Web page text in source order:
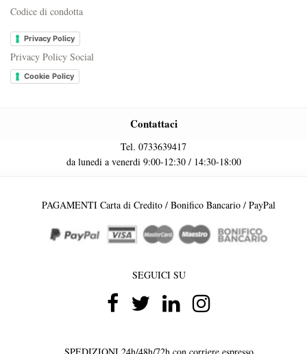
Codice di condotta
Privacy Policy
Privacy Policy Social
Cookie Policy
Contattaci
Tel. 0733639417
da lunedi a venerdi 9:00-12:30 / 14:30-18:00
PAGAMENTI Carta di Credito / Bonifico Bancario / PayPal
SEGUICI SU